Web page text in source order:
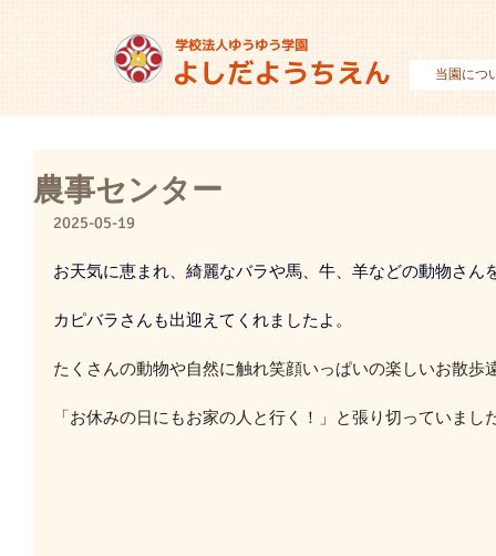
当園につ
農事センター
2025-05-19
お天気に恵まれ、綺麗なバラや馬、牛、羊などの動物さん
カピバラさんも出迎えてくれましたよ。
たくさんの動物や自然に触れ笑顔いっぱいの楽しいお散歩
「お休みの日にもお家の人と行く！」と張り切っていまし